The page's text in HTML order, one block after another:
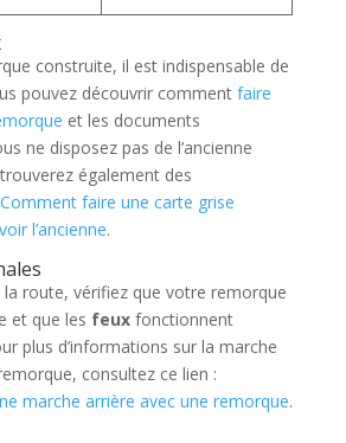
construite, il est indispensable de
pouvez découvrir comment faire
et les documents
ne disposez pas de l’ancienne
également des
Comment faire une carte grise
l’ancienne.
route, vérifiez que votre remorque
et que les feuxfonctionnent
plus d’informations sur la marche
consultez ce lien :
marche arrière avec une remorque.